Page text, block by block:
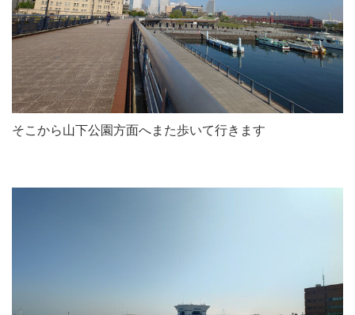
そこから山下公園方面へまた歩いて行きます